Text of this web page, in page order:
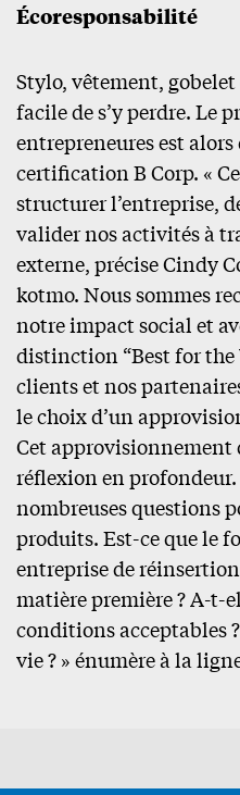
Écoresponsabilité
Stylo, vêtement,
facile de s’y perdre. Le
entrepreneures est
certification B Corp. «
structurer l’entreprise,
valider nos activités à
externe, précise Cindy
kotmo. Nous sommes
notre impact social et
distinction “Best for
clients et nos
le choix d’un
Cet approvisionnement
réflexion en profondeur.
nombreuses questions
produits. Est-ce que le
entreprise de
matière première ? A-t-
conditions acceptables
vie ? » énumère à la